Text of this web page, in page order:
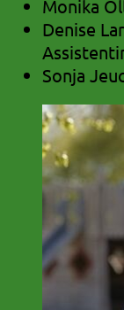
Monika
Denise
Sonja